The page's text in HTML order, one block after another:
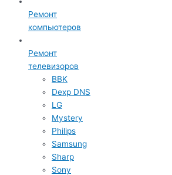
Ремонт
компьютеров
Ремонт
телевизоров
BBK
Dexp DNS
LG
Mystery
Philips
Samsung
Sharp
Sony